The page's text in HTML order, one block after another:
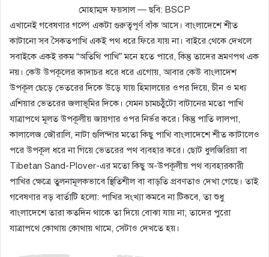
মোহাম্মদ ফয়সাল — ছবি: BSCP
এখানেই গবেষণার গল্পে একটা গুরুত্বপূর্ণ বাঁক আসে। বাংলাদেশে শীত
কাটানো সব সৈকতপাখি একই পথ ধরে ফিরে যায় না। বাইরে থেকে দেখলে
সবাইকে একই রকম “অতিথি পাখি” মনে হতে পারে, কিন্তু তাদের ভ্রমণপথ এক
নয়। কেউ উপকূলের কাদাচর ধরে ধরে এগোয়, আবার কেউ বাংলাদেশ
উপকূল ছেড়ে ভেতরের দিকে উড়ে যায় হিমালয়ের ওপর দিয়ে, চীন ও মধ্য
এশিয়ার ভেতরের জলাভূমির দিকে। যেমন চামচঠুঁটো বাটানের মতো পাখি
যাত্রাপথে মূলত উপকূলীয় জায়গার ওপর নির্ভর করে। কিন্তু পাতি লালপা,
কালালেজ জৌরালি, নাটা গুলিন্দার মতো কিছু পাখি বাংলাদেশে শীত কাটালেও
পরে উপকূল ধরে না গিয়ে ভেতরের পথ ব্যবহার করে। ছোট ধুলজিরিয়া বা
Tibetan Sand-Plover-এর মতো কিছু অ-উপকূলীয় পথ ব্যবহারকারী
পাখির ক্ষেত্রে তুলনামূলকভাবে স্থিতিশীল বা বাড়তি প্রবণতাও দেখা গেছে। তাই
গবেষণার বড় বার্তাটি হলো: পাখির সংখ্যা কমবে না টিকবে, তা শুধু
বাংলাদেশে তারা কতদিন থাকে তা দিয়ে বোঝা যায় না; তাদের পুরো
যাত্রাপথে কোথায় কোথায় থামে, সেটাও দেখতে হয়।